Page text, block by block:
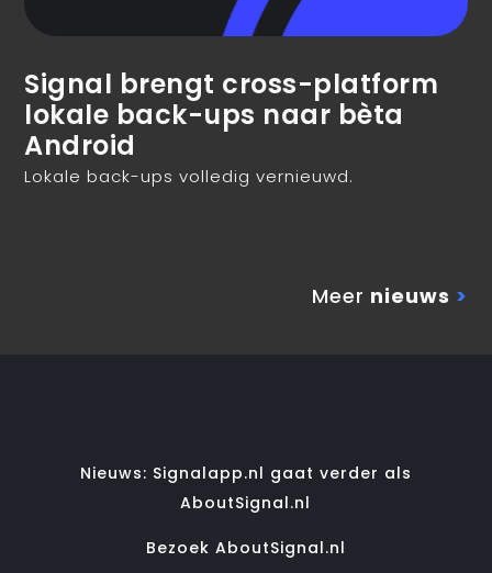
Signal brengt cross-platform
lokale back-ups naar bèta
Android
Lokale back-ups volledig vernieuwd.
Meer nieuws >
Nieuws: Signalapp.nl gaat verder als
AboutSignal.nl
Bezoek AboutSignal.nl